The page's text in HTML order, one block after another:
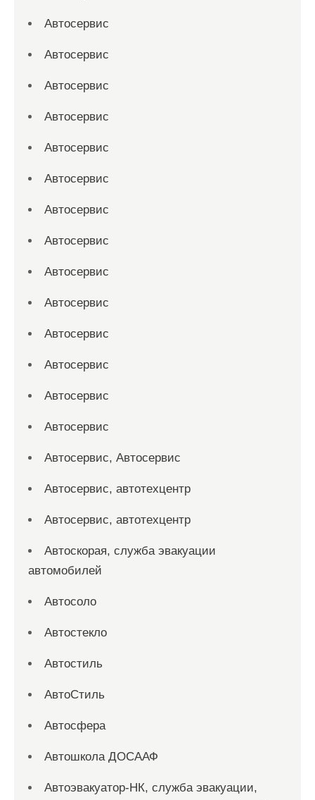
Автосервис
Автосервис
Автосервис
Автосервис
Автосервис
Автосервис
Автосервис
Автосервис
Автосервис
Автосервис
Автосервис
Автосервис
Автосервис
Автосервис
Автосервис, Автосервис
Автосервис, автотехцентр
Автосервис, автотехцентр
Автоскорая, служба эвакуации
автомобилей
Автосоло
Автостекло
Автостиль
АвтоСтиль
Автосфера
Автошкола ДОСААФ
Автоэвакуатор-НК, служба эвакуации,